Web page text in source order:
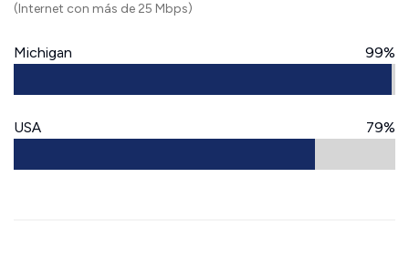
(Internet con más de 25 Mbps)
Michigan 99%
USA 79%